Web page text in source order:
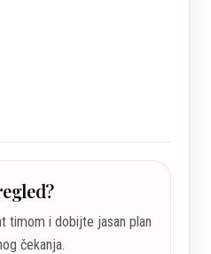
timom i dobijte jasan plan
čekanja.